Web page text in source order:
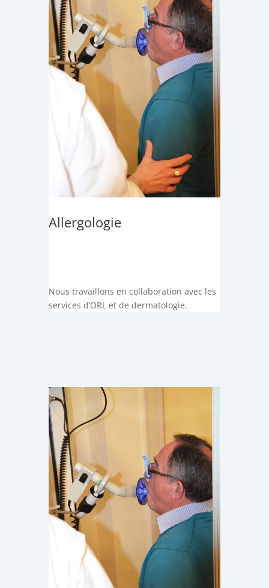
Allergologie
Nous travaillons en collaboration avec les
services d’ORL et de dermatologie.